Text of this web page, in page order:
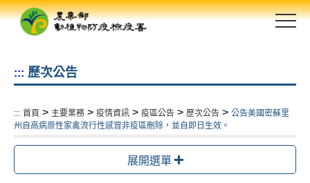
跳
::: 歷次公告
::: 首頁 > 主要業務 > 疫情資訊 > 疫區公告 > 歷次公告 > 公告美國密蘇里
州自高病原性家禽流行性感冒非疫區刪除，並自即日生效。
展開選單